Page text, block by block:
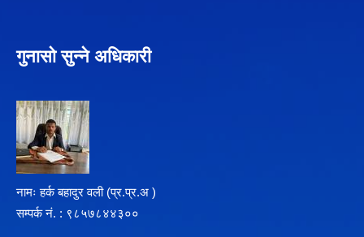
गुनासो सुन्ने अधिकारी
नामः हर्क बहादुर वली (प्र‍.प्र.अ )
सम्पर्क न‌ं. : ९८५७८४४३००